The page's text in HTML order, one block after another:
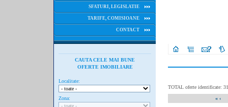
SFATURI, LEGISLATIE
TARIFE, COMISIOANE
CONTACT
CAUTA CELE MAI BUNE
OFERTE IMOBILIARE
Localitate:
Zona:
TOTAL oferte identificate:
« ‹